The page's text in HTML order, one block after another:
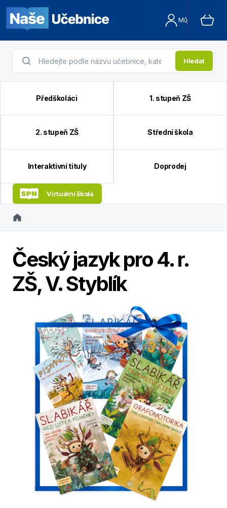
Můj účet
Hledat
Předškoláci 1. stupeň ZŠ
2. stupeň ZŠ Střední škola
Interaktivní tituly Doprodej
Virtuální škola
Český jazyk pro 4. r.
ZŠ, V. Styblík